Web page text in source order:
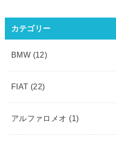
カテゴリー
BMW (12)
FIAT (22)
アルファロメオ (1)